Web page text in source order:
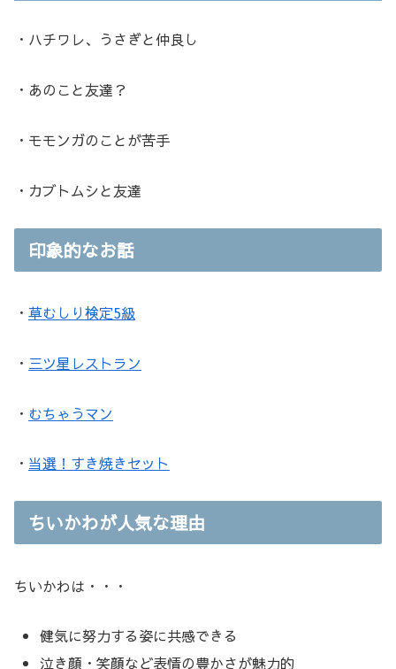
・ハチワレ、うさぎと仲良し
・あのこと友達？
・モモンガのことが苦手
・カブトムシと友達
印象的なお話
・ 草むしり検定5級
・ 三ツ星レストラン
・ むちゃうマン
・ 当選！すき焼きセット
ちいかわが人気な理由
ちいかわは・・・
健気に努力する姿に共感できる
泣き顔・笑顔など表情の豊かさが魅力的